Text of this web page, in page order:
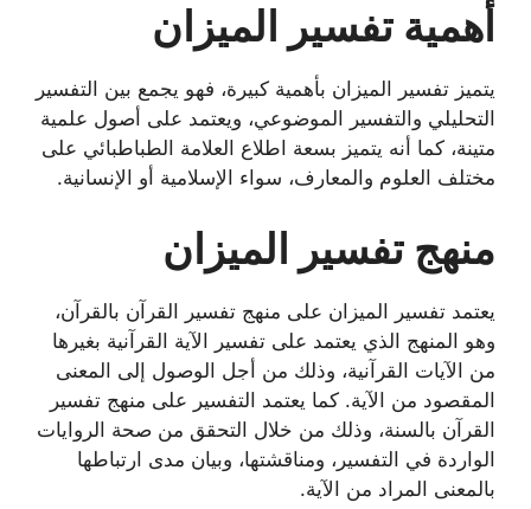
أهمية تفسير الميزان
يتميز تفسير الميزان بأهمية كبيرة، فهو يجمع بين التفسير
التحليلي والتفسير الموضوعي، ويعتمد على أصول علمية
متينة، كما أنه يتميز بسعة اطلاع العلامة الطباطبائي على
مختلف العلوم والمعارف، سواء الإسلامية أو الإنسانية.
منهج تفسير الميزان
يعتمد تفسير الميزان على منهج تفسير القرآن بالقرآن،
وهو المنهج الذي يعتمد على تفسير الآية القرآنية بغيرها
من الآيات القرآنية، وذلك من أجل الوصول إلى المعنى
المقصود من الآية. كما يعتمد التفسير على منهج تفسير
القرآن بالسنة، وذلك من خلال التحقق من صحة الروايات
الواردة في التفسير، ومناقشتها، وبيان مدى ارتباطها
بالمعنى المراد من الآية.